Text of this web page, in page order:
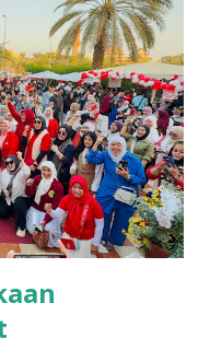
kepada Rektor
serta para
FDIK Ibnu Munzir
secara online.
Fajar Cahya yang
Profesi FDIK. Pada
kesepakatan
bidan...